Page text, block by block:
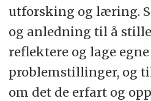
utforsking og læring.
og anledning til å
reflektere og lage
problemstillinger, og
om det de erfart og